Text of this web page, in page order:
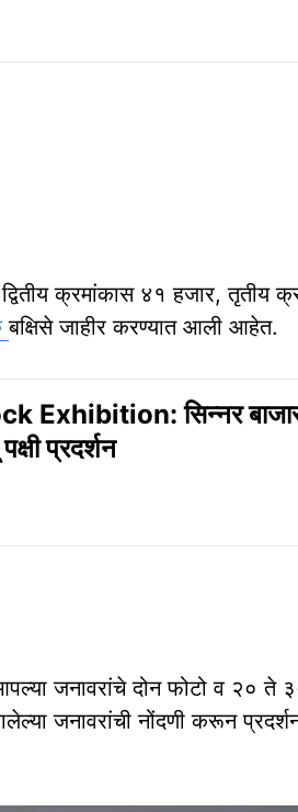
क्रमांकास ४१ हजार, तृतीय
बक्षिसे जाहीर करण्यात आली आहेत.
Exhibition: सिन्नर बाजार
प्रदर्शन
जनावरांचे दोन फोटो व २० ते
जनावरांची नोंदणी करून